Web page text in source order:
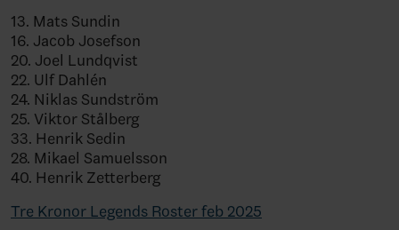
13. Mats Sundin
16. Jacob Josefson
20. Joel Lundqvist
22. Ulf Dahlén
24. Niklas Sundström
25. Viktor Stålberg
33. Henrik Sedin
28. Mikael Samuelsson
40. Henrik Zetterberg
Tre Kronor Legends Roster feb 2025